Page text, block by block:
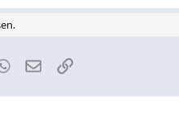
WhatsApp
E-MailLink